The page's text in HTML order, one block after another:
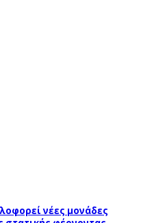
νέες μονάδες